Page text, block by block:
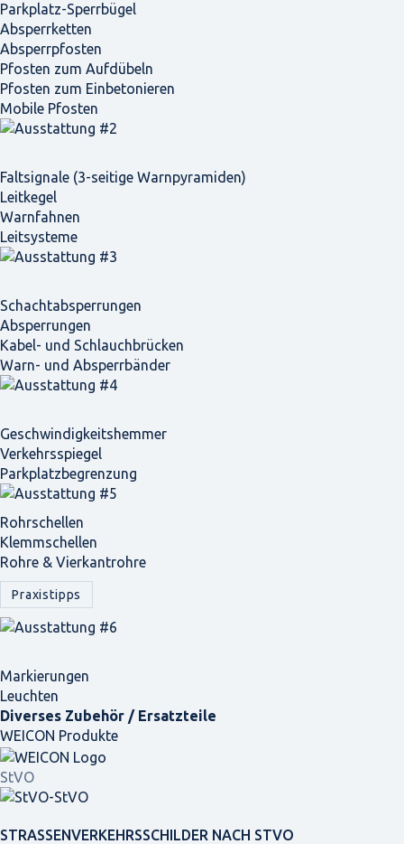
Parkplatz-Sperrbügel
Absperrketten
Absperrpfosten
Pfosten zum Aufdübeln
Pfosten zum Einbetonieren
Mobile Pfosten
Faltsignale (3-seitige Warnpyramiden)
Leitkegel
Warnfahnen
Leitsysteme
Schacht­absperrungen
Absperrungen
Kabel- und Schlauchbrücken
Warn- und Absperrbänder
Geschwindigkeits­hemmer
Verkehrsspiegel
Parkplatz­begrenzung
Rohrschellen
Klemmschellen
Rohre & Vierkantrohre
Praxistipps
Markierungen
Leuchten
Diverses Zubehör / Ersatzteile
WEICON Produkte
StVO
STRASSEN­VERKEHRS­SCHILDER NACH STVO